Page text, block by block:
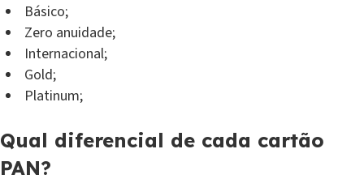
Básico;
Zero anuidade;
Internacional;
Gold;
Platinum;
Qual diferencial de cada cartão
PAN?